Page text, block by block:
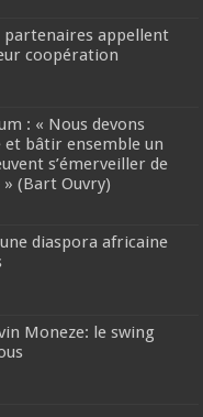
partenaires appellent
coopération
: « Nous devons
bâtir ensemble un
s’émerveiller de
» (Bart Ouvry)
diaspora africaine
Moneze: le swing